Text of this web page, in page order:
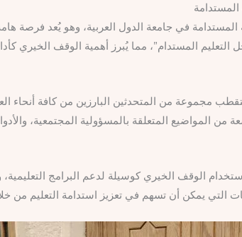
في جامعة الدول العربية، وهو يُعد فرصة
المستدام”، مما يُبرز أهمية الوقف الخيري كأداة
مجموعة من المتحدثين البارزين من كافة أنحاء
المتعلقة بالمسؤولية المجتمعية،
الوقف الخيري كوسيلة لدعم البرامج التعليمية،
التي يمكن أن تسهم في تعزيز استدامة التعليم من